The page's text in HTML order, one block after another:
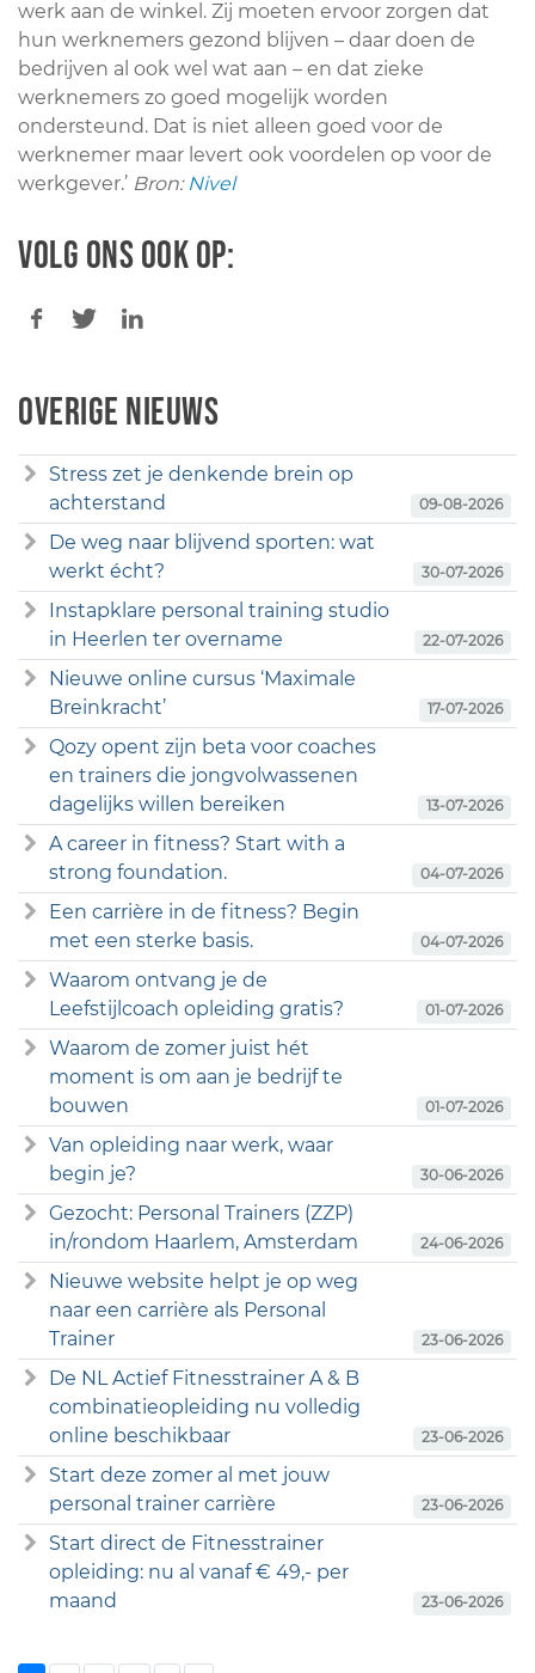
werk aan de winkel. Zij moeten ervoor zorgen dat
hun werknemers gezond blijven – daar doen de
bedrijven al ook wel wat aan – en dat zieke
werknemers zo goed mogelijk worden
ondersteund. Dat is niet alleen goed voor de
werknemer maar levert ook voordelen op voor de
werkgever.’ Bron: Nivel
Volg ons ook op:
Overige nieuws
Stress zet je denkende brein op
achterstand
09-08-2026
De weg naar blijvend sporten: wat
werkt écht?
30-07-2026
Instapklare personal training studio
in Heerlen ter overname
22-07-2026
Nieuwe online cursus ‘Maximale
Breinkracht’
17-07-2026
Qozy opent zijn beta voor coaches
en trainers die jongvolwassenen
dagelijks willen bereiken
13-07-2026
A career in fitness? Start with a
strong foundation.
04-07-2026
Een carrière in de fitness? Begin
met een sterke basis.
04-07-2026
Waarom ontvang je de
Leefstijlcoach opleiding gratis?
01-07-2026
Waarom de zomer juist hét
moment is om aan je bedrijf te
bouwen
01-07-2026
Van opleiding naar werk, waar
begin je?
30-06-2026
Gezocht: Personal Trainers (ZZP)
in/rondom Haarlem, Amsterdam
24-06-2026
Nieuwe website helpt je op weg
naar een carrière als Personal
Trainer
23-06-2026
De NL Actief Fitnesstrainer A & B
combinatieopleiding nu volledig
online beschikbaar
23-06-2026
Start deze zomer al met jouw
personal trainer carrière
23-06-2026
Start direct de Fitnesstrainer
opleiding: nu al vanaf € 49,- per
maand
23-06-2026